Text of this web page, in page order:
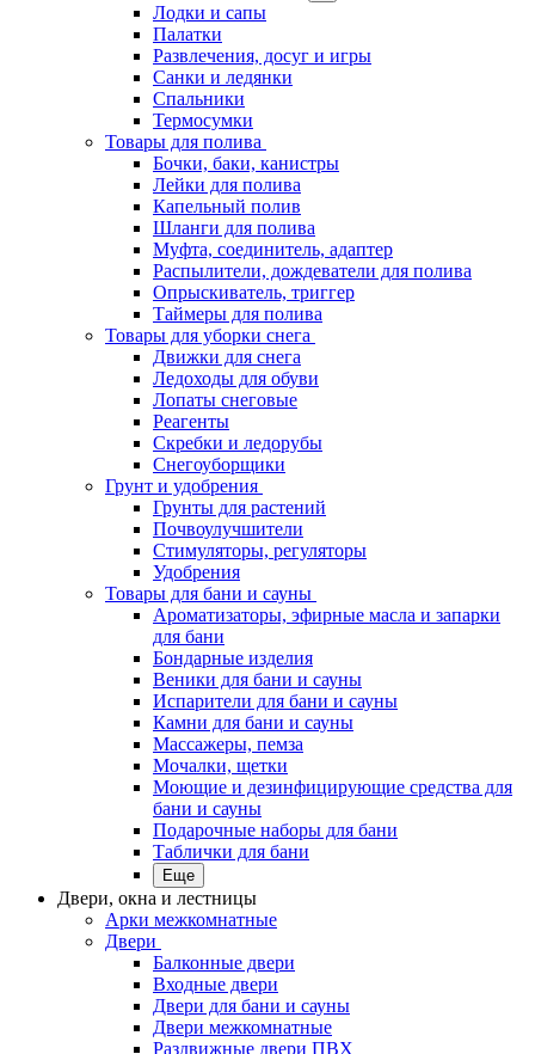
Лодки и сапы
Палатки
Развлечения, досуг и игры
Санки и ледянки
Спальники
Термосумки
Товары для полива
Бочки, баки, канистры
Лейки для полива
Капельный полив
Шланги для полива
Муфта, соединитель, адаптер
Распылители, дождеватели для полива
Опрыскиватель, триггер
Таймеры для полива
Товары для уборки снега
Движки для снега
Ледоходы для обуви
Лопаты снеговые
Реагенты
Скребки и ледорубы
Снегоуборщики
Грунт и удобрения
Грунты для растений
Почвоулучшители
Стимуляторы, регуляторы
Удобрения
Товары для бани и сауны
Ароматизаторы, эфирные масла и запарки
для бани
Бондарные изделия
Веники для бани и сауны
Испарители для бани и сауны
Камни для бани и сауны
Массажеры, пемза
Мочалки, щетки
Моющие и дезинфицирующие средства для
бани и сауны
Подарочные наборы для бани
Таблички для бани
Еще
Двери, окна и лестницы
Арки межкомнатные
Двери
Балконные двери
Входные двери
Двери для бани и сауны
Двери межкомнатные
Раздвижные двери ПВХ